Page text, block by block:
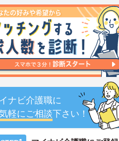
ナビ介護職に
軽にご相談下さい！